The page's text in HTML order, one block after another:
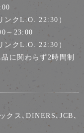
ンクL.O. 22:30）
～23:00
ンクL.O. 22:30）
に関わらず2時間制
クス､DINERS､JCB､